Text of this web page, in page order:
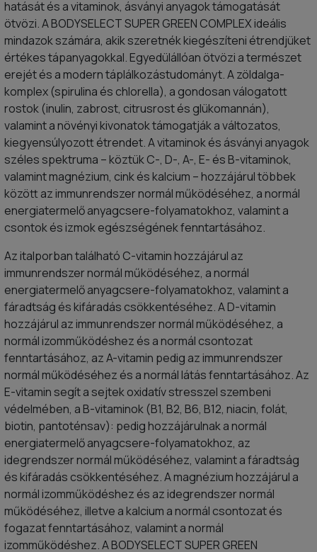
hatását és a vitaminok, ásványi anyagok támogatását
ötvözi. A BODYSELECT SUPER GREEN COMPLEX ideális
mindazok számára, akik szeretnék kiegészíteni étrendjüket
értékes tápanyagokkal. Egyedülállóan ötvözi a természet
erejét és a modern táplálkozástudományt. A zöldalga-
komplex (spirulina és chlorella), a gondosan válogatott
rostok (inulin, zabrost, citrusrost és glükomannán),
valamint a növényi kivonatok támogatják a változatos,
kiegyensúlyozott étrendet. A vitaminok és ásványi anyagok
széles spektruma – köztük C-, D-, A-, E- és B-vitaminok,
valamint magnézium, cink és kalcium – hozzájárul többek
között az immunrendszer normál működéséhez, a normál
energiatermelő anyagcsere-folyamatokhoz, valamint a
csontok és izmok egészségének fenntartásához.
Az italporban található C-vitamin hozzájárul az
immunrendszer normál működéséhez, a normál
energiatermelő anyagcsere-folyamatokhoz, valamint a
fáradtság és kifáradás csökkentéséhez. A D-vitamin
hozzájárul az immunrendszer normál működéséhez, a
normál izomműködéshez és a normál csontozat
fenntartásához, az A-vitamin pedig az immunrendszer
normál működéséhez és a normál látás fenntartásához. Az
E-vitamin segít a sejtek oxidatív stresszel szembeni
védelmében, a B-vitaminok (B1, B2, B6, B12, niacin, folát,
biotin, pantoténsav): pedig hozzájárulnak a normál
energiatermelő anyagcsere-folyamatokhoz, az
idegrendszer normál működéséhez, valamint a fáradtság
és kifáradás csökkentéséhez. A magnézium hozzájárul a
normál izomműködéshez és az idegrendszer normál
működéséhez, illetve a kalcium a normál csontozat és
fogazat fenntartásához, valamint a normál
izomműködéshez. A BODYSELECT SUPER GREEN